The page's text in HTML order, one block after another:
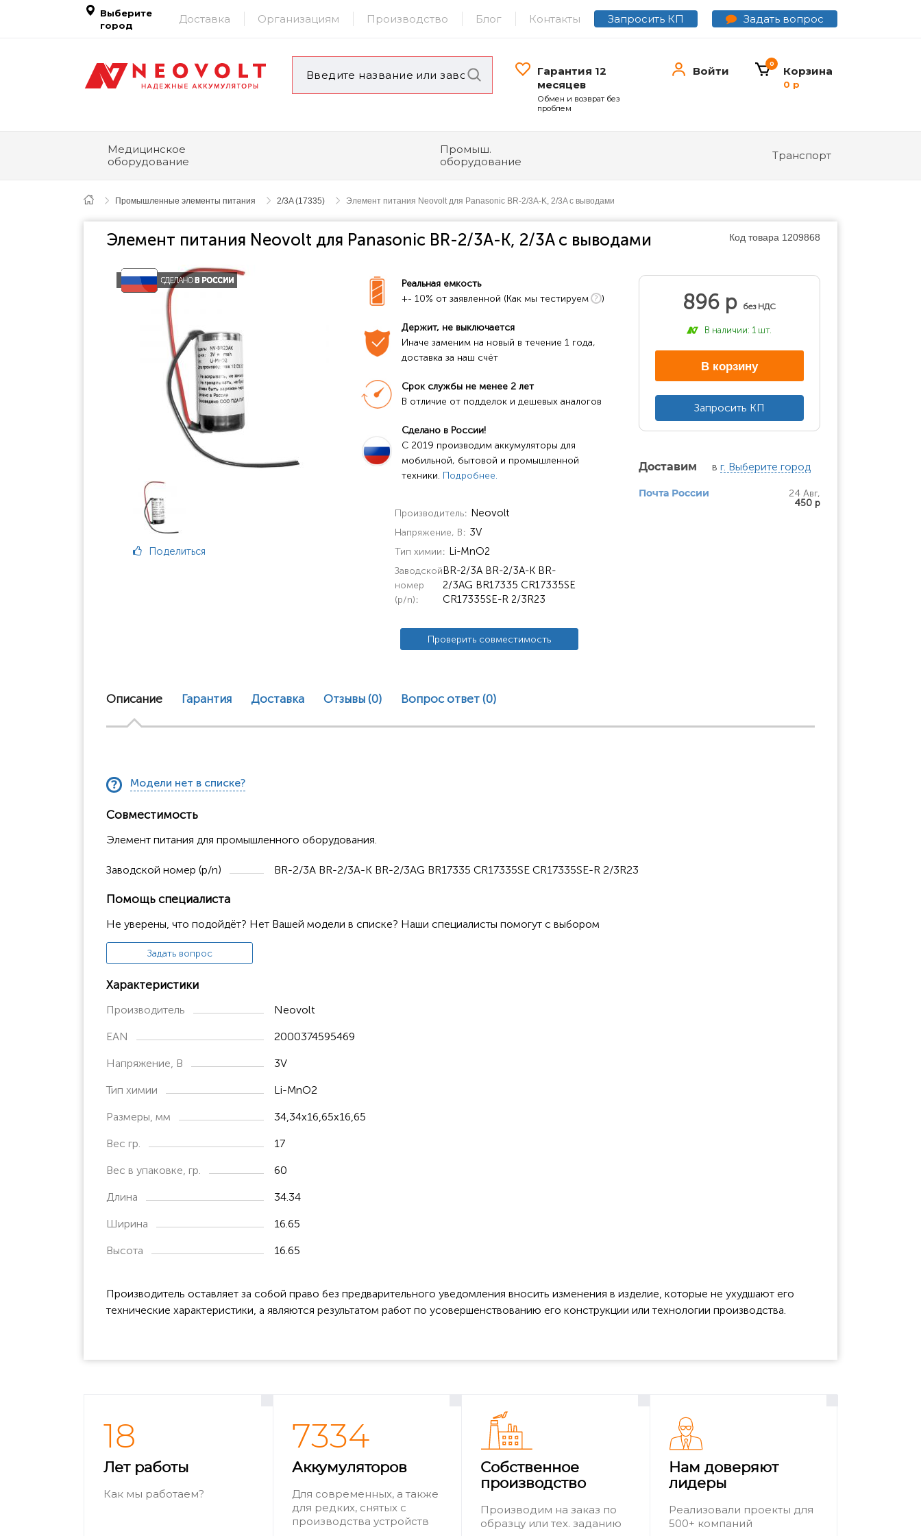
Выберите
город
Доставка Организациям Производство Блог Контакты Запросить КП Задать вопрос
Гарантия 12
месяцев
Обмен и возврат без
проблем
Войти Корзина
0
0 р
Медицинское
оборудование
Промыш.
оборудование
Транспорт
Промышленные элементы питания 2/3A (17335) Элемент питания Neovolt для Panasonic BR-2/3A-K, 2/3A с выводами
Элемент питания Neovolt для Panasonic BR-2/3A-K, 2/3A с выводами Код товара 1209868
Поделиться
Реальная емкость
+- 10% от заявленной (Как мы тестируем
)
Держит, не выключается
Иначе заменим на новый в течение 1 года,
доставка за наш счёт
Срок службы не менее 2 лет
В отличие от подделок и дешевых аналогов
Сделано в России!
C 2019 производим аккумуляторы для
мобильной, бытовой и промышленной
техники. Подробнее.
Производитель Neovolt
Напряжение, В 3V
Тип химии Li-MnO2
Заводской
номер
(p/n)
BR-2/3A BR-2/3A-K BR-
2/3AG BR17335 CR17335SE
CR17335SE-R 2/3R23
Проверить совместимость
896 р без НДС
В наличии: 1 шт.
В корзину
Запросить КП
Доставим в г. Выберите город
Почта России
24 Авг,
450 р
Описание Гарантия Доставка Отзывы (0) Вопрос ответ (0)
Модели нет в списке?
Совместимость
Элемент питания для промышленного оборудования.
Заводской номер (p/n) BR-2/3A BR-2/3A-K BR-2/3AG BR17335 CR17335SE CR17335SE-R 2/3R23
Помощь специалиста
Не уверены, что подойдёт? Нет Вашей модели в списке? Наши специалисты помогут с выбором
Задать вопрос
Характеристики
Производитель Neovolt
EAN 2000374595469
Напряжение, В 3V
Тип химии Li-MnO2
Размеры, мм 34,34x16,65x16,65
Вес гр. 17
Вес в упаковке, гр. 60
Длина 34.34
Ширина 16.65
Высота 16.65
Производитель оставляет за собой право без предварительного уведомления вносить изменения в изделие, которые не ухудшают его
технические характеристики, а являются результатом работ по усовершенствованию его конструкции или технологии производства.
18
Лет работы
Как мы работаем?
7334
Аккумуляторов
Для современных, а также
для редких, снятых с
производства устройств
Собственное
производство
Производим на заказ по
образцу или тех. заданию
Нам доверяют
лидеры
Реализовали проекты для
500+ компаний